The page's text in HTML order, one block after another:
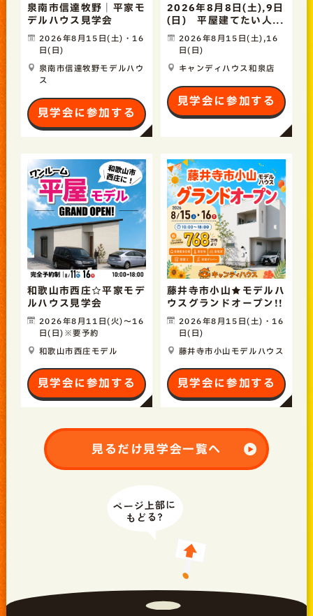
泉南市信達牧野｜平家モ
デルハウス見学会
2026年8月15日(土)・16
日(日)
泉南市信達牧野モデルハウ
ス
見学会に参加する
2026年8月8日(土),9日
(日) 平屋建てたい人...
2026年8月15日(土),16
日(日)
キャンディハウス和泉店
見学会に参加する
和歌山市西庄☆平家モデ
ルハウス見学会
2026年8月11日(火)〜16
日(日)※要予約
和歌山市西庄モデル
見学会に参加する
藤井寺市小山★モデルハ
ウスグランドオープン!!
2026年8月15日(土)・16
日(日)
藤井寺市小山モデルハウス
見学会に参加する
見るだけ見学会一覧へ